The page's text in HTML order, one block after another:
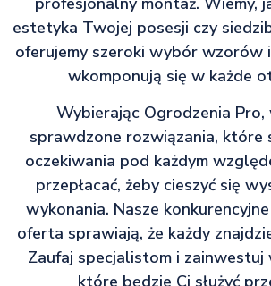
estetyka Twojej posesji czy
oferujemy szeroki wybór wzorów
wkomponują się w każde
Wybierając Ogrodzenia Pro,
sprawdzone rozwiązania, które
oczekiwania pod każdym
przepłacać, żeby cieszyć się
wykonania. Nasze
oferta sprawiają, że każdy
Zaufaj specjalistom i zainwestuj
które będzie Ci służyć